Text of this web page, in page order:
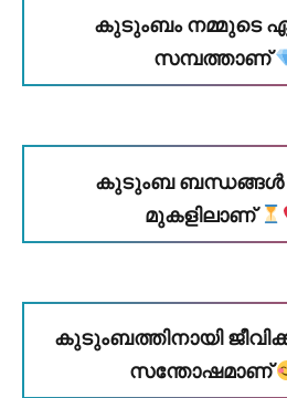
കുടുംബം നമ്മുടെ
സമ്പത്താണ്
കുടുംബ ബന്ധങ്ങൾ
മുകളിലാണ്
കുടുംബത്തിനായി
സന്തോഷമാണ്